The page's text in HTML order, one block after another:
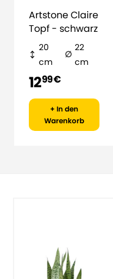
Artstone Claire
Topf - schwarz
20
cm
22
cm
1299 €
+ In den
Warenkorb